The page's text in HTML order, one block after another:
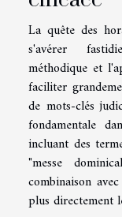
La quête des
s'avérer
méthodique et
faciliter
de mots-clés
fondamentale
incluant des
"messe
combinaison
plus directement